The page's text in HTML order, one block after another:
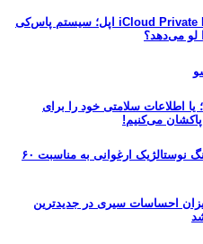
افشای نشت آدرس IP در iCloud Private Relay اپل؛ سیستم پاس‌کی
لو می‌دهد؟
یا اطلاعات سلامتی خود را برای
می‌کنیم!
رونمایی از دوج چارجر ۲۰۲۷ با رنگ نوستالژیک ارغوانی به مناسبت ۶۰
احساسات سیری در جدیدترین